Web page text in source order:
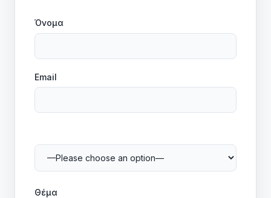
Όνομα
Email
Θέμα